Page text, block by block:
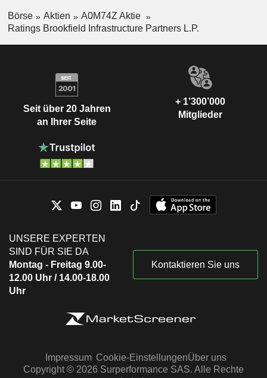
Börse Aktien
A0M74Z Aktie
Ratings Brookfield Infrastructure Partners L.P.
Seit über 20 Jahren
an Ihrer Seite
+ 1’300’000
Mitglieder
UNSERE EXPERTEN
SIND FÜR SIE DA
Montag - Freitag 9.00-
12.00 Uhr / 14.00-18.00
Uhr
Kontaktieren Sie uns
Impressum Cookie-EinstellungenÜber uns
Copyright © 2026 Surperformance SAS. Alle Rechte